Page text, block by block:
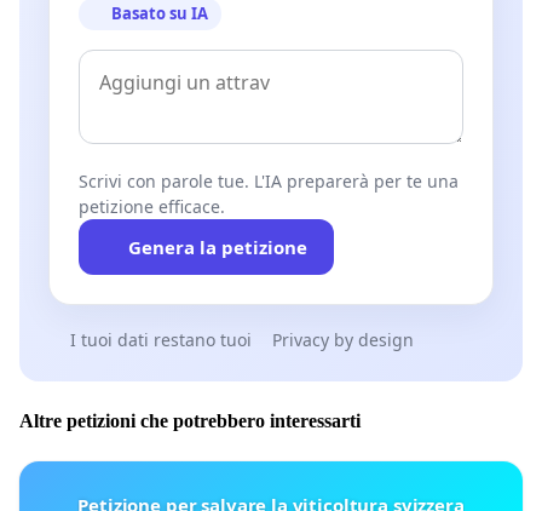
Basato su IA
Scrivi con parole tue. L'IA preparerà per te una
petizione efficace.
Genera la petizione
I tuoi dati restano tuoi Privacy by design
Altre petizioni che potrebbero interessarti
Petizione per salvare la viticoltura svizzera